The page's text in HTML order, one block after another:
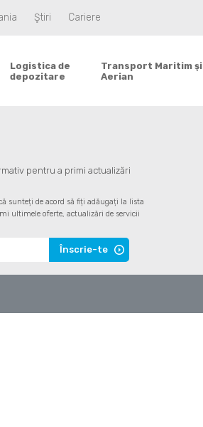
Ştiri Cariere
Logistica de
depozitare
Transport Maritim şi
Aerian
pentru a primi actualizări
sunteți de acord să fiți adăugați la lista
ultimele oferte, actualizări de servicii
Înscrie-te